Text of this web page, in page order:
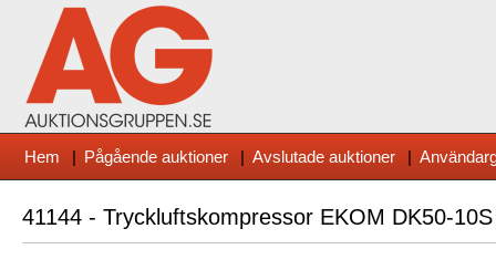
Hem | Pågående auktioner | Avslutade auktioner |
41144 - Tryckluftskompressor EKOM DK50-10S